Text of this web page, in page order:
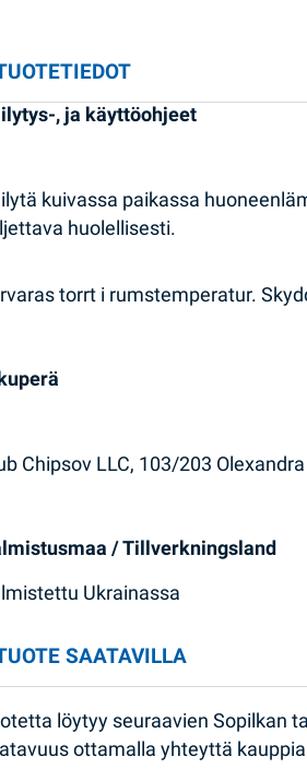
, ja käyttöohjeet
kuivassa paikassa
huolellisesti.
torrt i rumstemperatur.
Chipsov LLC, 103/203
/ Tillverkningsland
Ukrainassa
SAATAVILLA
löytyy seuraavien Sopilkan
ottamalla yhteyttä